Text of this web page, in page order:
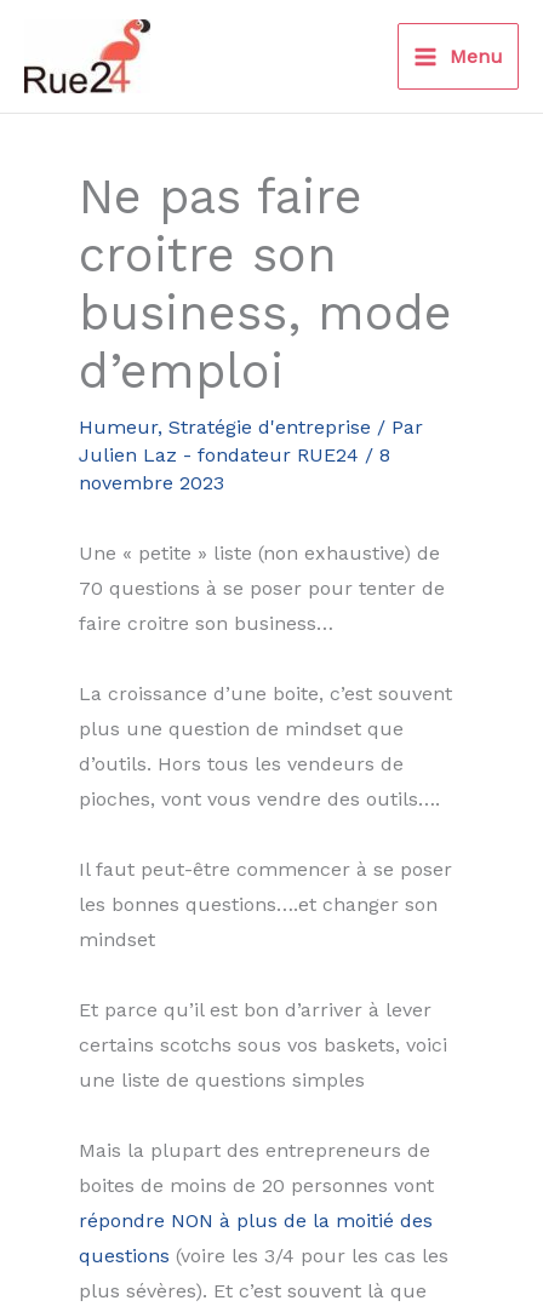
contenu
Menu
Ne pas faire
croitre son
business, mode
d’emploi
Humeur, Stratégie d'entreprise / Par
Julien Laz - fondateur RUE24 / 8
novembre 2023
Une « petite » liste (non exhaustive) de
70 questions à se poser pour tenter de
faire croitre son business…
La croissance d’une boite, c’est souvent
plus une question de mindset que
d’outils. Hors tous les vendeurs de
pioches, vont vous vendre des outils….
Il faut peut-être commencer à se poser
les bonnes questions….et changer son
mindset
Et parce qu’il est bon d’arriver à lever
certains scotchs sous vos baskets, voici
une liste de questions simples
Mais la plupart des entrepreneurs de
boites de moins de 20 personnes vont
répondre NON à plus de la moitié des
questions (voire les 3/4 pour les cas les
plus sévères). Et c’est souvent là que